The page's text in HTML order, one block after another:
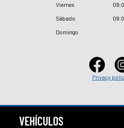
Viernes
09:
Sábado
09:
Domingo
Privacy
VEHÍCULOS